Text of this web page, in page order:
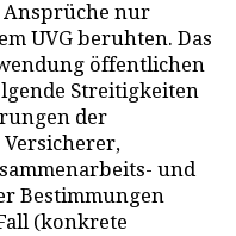
Ansprüche nur
UVG beruhten. Das
öffentlichen
Streitigkeiten
der
und
Bestimmungen
(konkrete